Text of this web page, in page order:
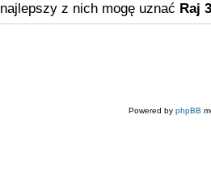
najlepszy z nich mogę uznać Raj
Powered by phpBB